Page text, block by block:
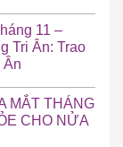
11 –
Tri Ân: Trao
Ân
MẮT THÁNG
CHO NỬA